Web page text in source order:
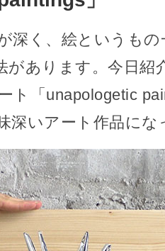
深く、絵というも
があります。今日紹
ト「unapologetic
深いアート作品にな